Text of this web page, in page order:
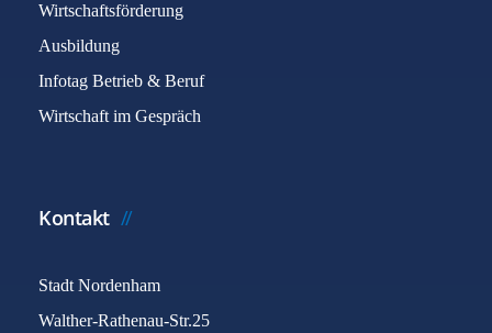
Wirtschaftsförderung
Ausbildung
Infotag Betrieb & Beruf
Wirtschaft im Gespräch
Kontakt
Stadt Nordenham
Walther-Rathenau-Str.25